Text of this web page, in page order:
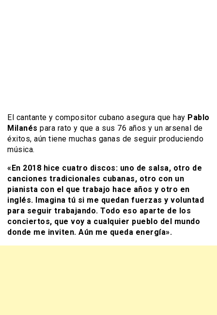
El cantante y compositor cubano asegura que hay Pablo
Milanés para rato y que a sus 76 años y un arsenal de
éxitos, aún tiene muchas ganas de seguir produciendo
música.
«En 2018 hice cuatro discos: uno de salsa, otro de
canciones tradicionales cubanas, otro con un
pianista con el que trabajo hace años y otro en
inglés. Imagina tú si me quedan fuerzas y voluntad
para seguir trabajando. Todo eso aparte de los
conciertos, que voy a cualquier pueblo del mundo
donde me inviten. Aún me queda energía».